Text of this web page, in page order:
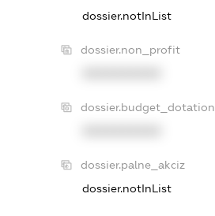
dossier.notInList
dossier.non_profit
dossier.budget_dotation
dossier.palne_akciz
dossier.notInList